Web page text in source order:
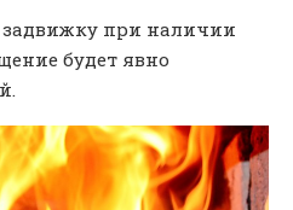
при наличии
будет явно